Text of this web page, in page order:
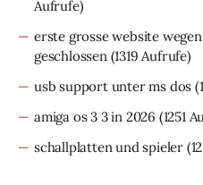
Aufrufe)
erste grosse website
geschlossen(1319 Aufrufe)
usb support unter ms dos
amiga os 3 3 in 2026 (1251
schallplatten und spieler